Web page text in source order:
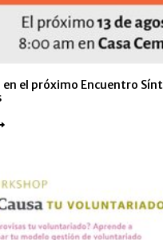
el próximo Encuentro